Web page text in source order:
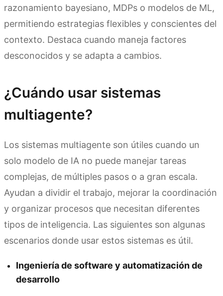
razonamiento bayesiano, MDPs o modelos de ML,
permitiendo estrategias flexibles y conscientes del
contexto. Destaca cuando maneja factores
desconocidos y se adapta a cambios.
¿Cuándo usar sistemas
multiagente?
Los sistemas multiagente son útiles cuando un
solo modelo de IA no puede manejar tareas
complejas, de múltiples pasos o a gran escala.
Ayudan a dividir el trabajo, mejorar la coordinación
y organizar procesos que necesitan diferentes
tipos de inteligencia. Las siguientes son algunas
escenarios donde usar estos sistemas es útil.
Ingeniería de software y automatización de
desarrollo